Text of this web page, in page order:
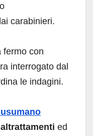
carabinieri.
fermo con
interrogato dal
le indagini.
ed